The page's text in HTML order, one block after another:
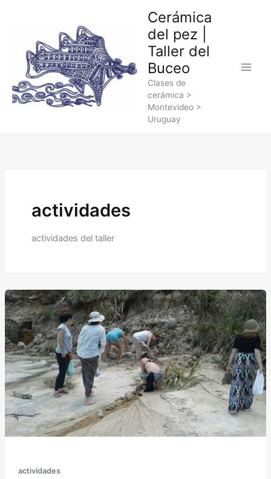
Cerámica
del pez |
Taller del
Buceo
Clases de
cerámica >
Montevideo >
Uruguay
actividades
actividades del taller
actividades